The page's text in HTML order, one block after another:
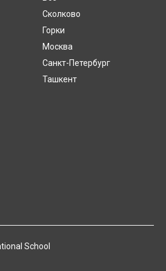
Сколково
Горки
Москва
Санкт-Петербург
Ташкент
School